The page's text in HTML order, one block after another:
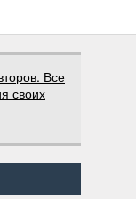
Все
своих